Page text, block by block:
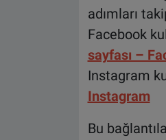
adımları
Facebook
sayfası –
Instagram
Instagram
Bu